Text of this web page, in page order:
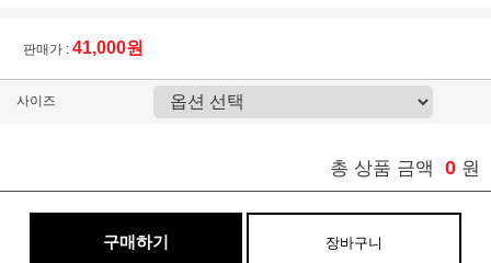
판매가 : 41,000원
사이즈
총 상품 금액 0 원
구매하기 장바구니